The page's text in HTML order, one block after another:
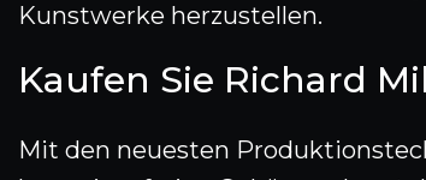
Kunstwerke herzustellen.
Kaufen Sie Richard
Mit den neuesten